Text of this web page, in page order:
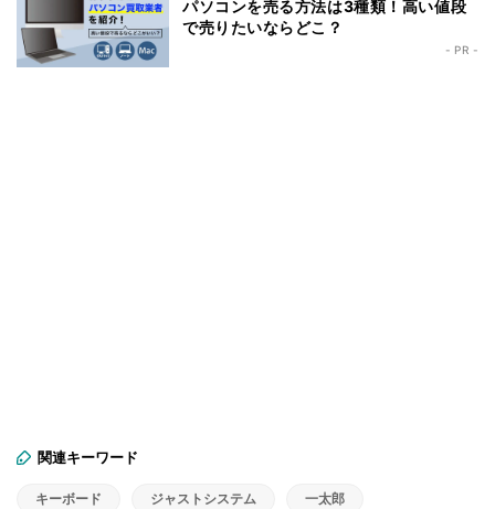
パソコンを売る方法は3種類！高い値段
で売りたいならどこ？
- PR -
関連キーワード
キーボード ジャストシステム 一太郎